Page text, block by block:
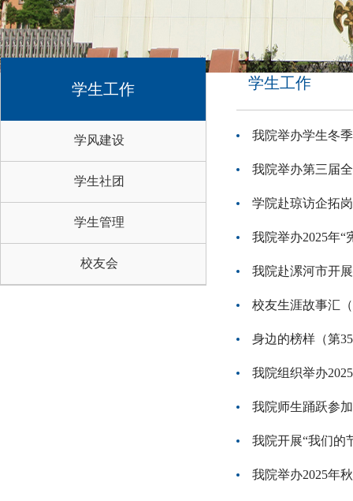
学生工作
学风建设
学生社团
学生管理
校友会
学生工作
我院举办学生冬
我院举办第三届
学院赴琼访企拓
我院举办2025年“
我院赴漯河市开
校友生涯故事汇
身边的榜样（第
我院组织举办
我院师生踊跃参
我院开展“我们的
我院举办2025年